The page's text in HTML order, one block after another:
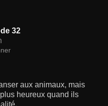
32
aux animaux, mais
heureux quand ils